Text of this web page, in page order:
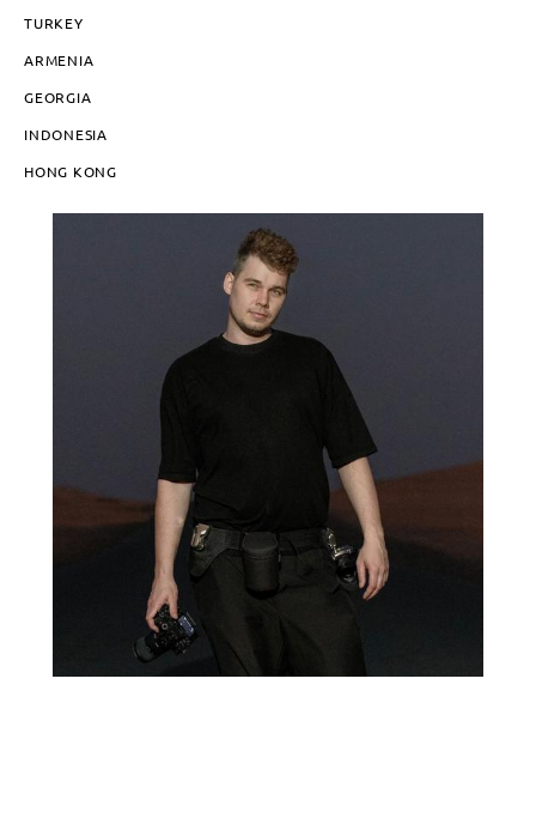
TURKEY
ARMENIA
GEORGIA
INDONESIA
HONG KONG